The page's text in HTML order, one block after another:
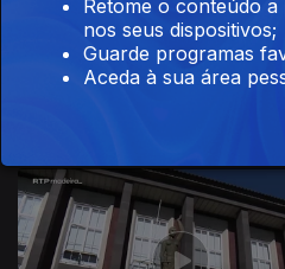
Retome o conteúdo
nos seus dispositivos;
Guarde programas
Aceda à sua área